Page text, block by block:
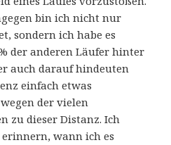
bin ich nicht nur
sondern ich habe es
der anderen Läufer hinter
auch darauf hindeuten
einfach etwas
der vielen
zu dieser Distanz. Ich
wann ich es